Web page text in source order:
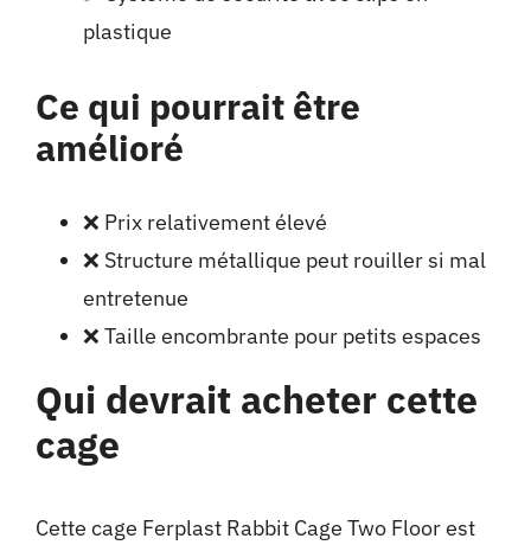
plastique
Ce qui pourrait être
amélioré
❌ Prix relativement élevé
❌ Structure métallique peut rouiller si mal
entretenue
❌ Taille encombrante pour petits espaces
Qui devrait acheter cette
cage
Cette cage Ferplast Rabbit Cage Two Floor est